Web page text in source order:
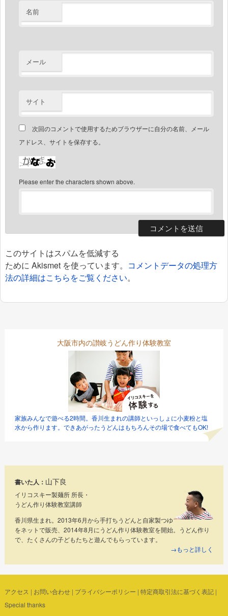
名前
メール
サイト
次回のコメントで使用するためブラウザーに自分の名前、メール
アドレス、サイトを保存する。
Please enter the characters shown above.
このサイトはスパムを低減する
ために Akismet を使っています。 コメントデータの処理方
法の詳細はこちらをご覧ください。
大阪市内の讃岐うどん作り体験教室
家族みんなで遊べる2時間。香川生まれの講師といっしょに小麦粉と塩
水から作ります。できあがったうどんはもちろんその場で食べてもOK!
書いた人： 山下良
イリコスキー製麺所 所長・
うどん作り体験教室講師
香川県生まれ。2013年6月から手打ちうどんと自家製つゆ
をネットで販売、2014年8月にうどん作り体験教室を開始。うどん作り
で、たくさんの子どもたちと遊んでもらっています。
→もっと詳しく
アクセス | お問い合わせ| プライバシーポリシー | 特定商取引法に基づく表記|
Special thanks